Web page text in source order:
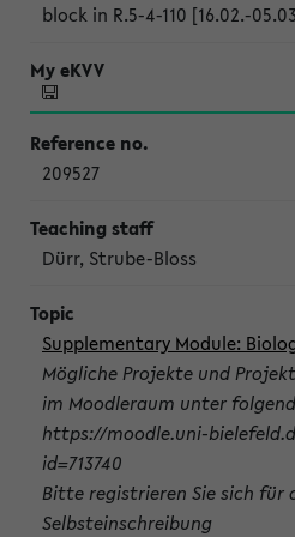
block in R.5-4-110 [16.02.-
209527
Dürr, Strube-Bloss
Supplementary Module:
Mögliche Projekte und
im Moodleraum unter
https://moodle.uni-
id=713740
Bitte registrieren Sie sich für
Selbsteinschreibung